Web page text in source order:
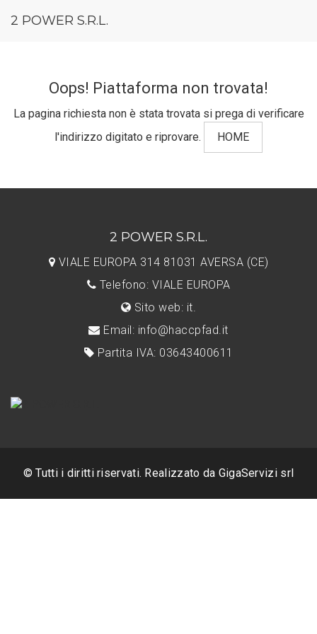
2 POWER S.R.L.
Oops! Piattaforma non trovata!
La pagina richiesta non è stata trovata si prega di verificare
l'indirizzo digitato e riprovare.
HOME
2 POWER S.R.L.
VIALE EUROPA 314 81031 AVERSA (CE)
Telefono: VIALE EUROPA
Sito web: it.
Email: info@haccpfad.it
Partita IVA: 03643400611
© Tutti i diritti riservati. Realizzato da GigaServizi srl